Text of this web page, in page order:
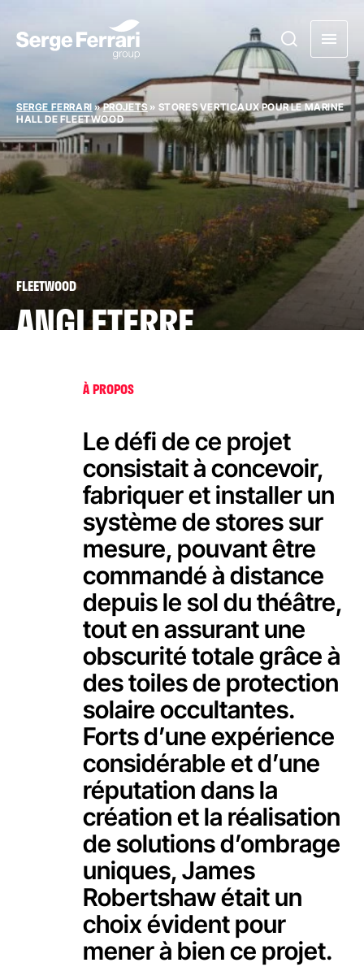
SERGE FERRARI »PROJETS » STORES VERTICAUX POUR LE MARINE
HALL DE FLEETWOOD
FLEETWOOD
ANGLETERRE
Marine Hall de Fleetwood
À PROPOS
Le défi de ce projet
consistait à concevoir,
fabriquer et installer un
système de stores sur
mesure, pouvant être
commandé à distance
depuis le sol du théâtre,
tout en assurant une
obscurité totale grâce à
des toiles de protection
solaire occultantes.
Forts d’une expérience
considérable et d’une
réputation dans la
création et la réalisation
de solutions d’ombrage
uniques, James
Robertshaw était un
choix évident pour
mener à bien ce projet.